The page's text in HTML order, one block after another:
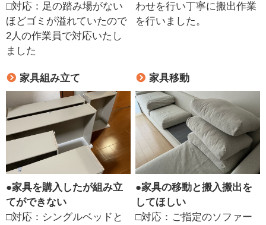
□対応：足の踏み場がない
ほどゴミが溢れていたので
2人の作業員で対応いたし
ました
わせを行い丁寧に搬出作業
を行いました。
家具組み立て
●家具を購入したが組み立
てができない
□対応：シングルベッドと
家具移動
●家具の移動と搬入搬出を
してほしい
□対応：ご指定のソファー